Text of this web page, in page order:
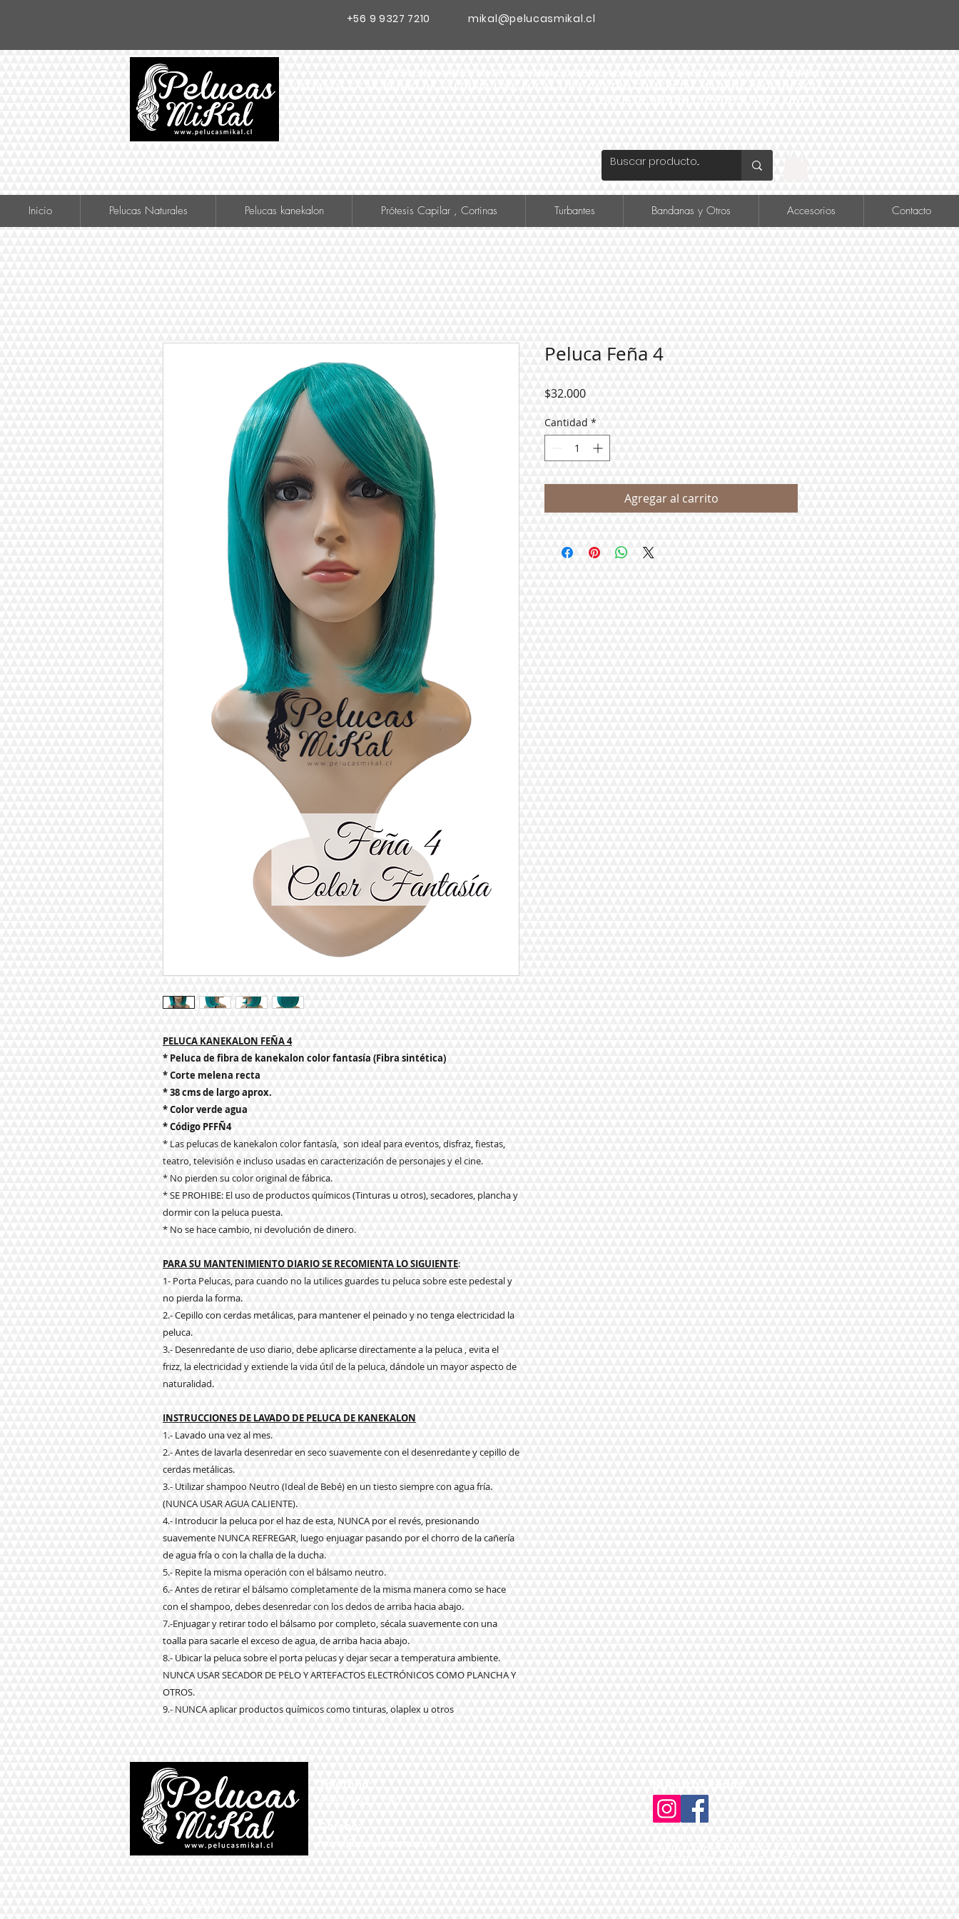
+56 9 9327 7210 mikal@pelucasmikal.cl
Inicio Pelucas Naturales Pelucas kanekalon Prótesis Capilar , Cortinas Turbantes Bandanas y Otros Accesorios Contacto
PELUCA KANEKALON FEÑA 4
* Peluca de fibra de kanekalon color fantasía (Fibra sintética)
* Corte melena recta
* 38 cms de largo aprox.
* Color verde agua
* Código PFFÑ4
* Las pelucas de kanekalon color fantasía, son ideal para eventos, disfraz, fiestas,
teatro, televisión e incluso usadas en caracterización de personajes y el cine.
* No pierden su color original de fábrica.
* SE PROHIBE: El uso de productos químicos (Tinturas u otros), secadores, plancha y
dormir con la peluca puesta.
* No se hace cambio, ni devolución de dinero.
PARA SU MANTENIMIENTO DIARIO SE RECOMIENTA LO SIGUIENTE:
1- Porta Pelucas, para cuando no la utilices guardes tu peluca sobre este pedestal y
no pierda la forma.
2.- Cepillo con cerdas metálicas, para mantener el peinado y no tenga electricidad la
peluca.
3.- Desenredante de uso diario, debe aplicarse directamente a la peluca , evita el
frizz, la electricidad y extiende la vida útil de la peluca, dándole un mayor aspecto de
naturalidad.
INSTRUCCIONES DE LAVADO DE PELUCA DE KANEKALON
1.- Lavado una vez al mes.
2.- Antes de lavarla desenredar en seco suavemente con el desenredante y cepillo de
cerdas metálicas.
3.- Utilizar shampoo Neutro (Ideal de Bebé) en un tiesto siempre con agua fría.
(NUNCA USAR AGUA CALIENTE).
4.- Introducir la peluca por el haz de esta, NUNCA por el revés, presionando
suavemente NUNCA REFREGAR, luego enjuagar pasando por el chorro de la cañería
de agua fría o con la challa de la ducha.
5.- Repite la misma operación con el bálsamo neutro.
6.- Antes de retirar el bálsamo completamente de la misma manera como se hace
con el shampoo, debes desenredar con los dedos de arriba hacia abajo.
7.-Enjuagar y retirar todo el bálsamo por completo, sécala suavemente con una
toalla para sacarle el exceso de agua, de arriba hacia abajo.
8.- Ubicar la peluca sobre el porta pelucas y dejar secar a temperatura ambiente.
NUNCA USAR SECADOR DE PELO Y ARTEFACTOS ELECTRÓNICOS COMO PLANCHA Y
OTROS.
9.- NUNCA aplicar productos químicos como tinturas, olaplex u otros
Peluca Feña 4
$32.000Precio
Cantidad *
Agregar al carrito